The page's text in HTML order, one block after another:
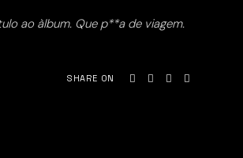
ao àlbum. Que p**a de viagem.
SHARE ON